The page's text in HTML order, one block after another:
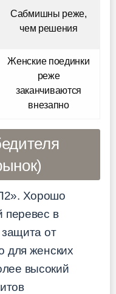
Сабмишны реже,
чем решения
Женские поединки
реже
заканчиваются
внезапно
Хорошо
перевес в
защита от
для женских
высокий